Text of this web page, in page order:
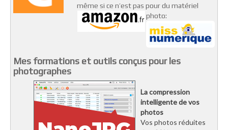
même si ce n’est pas pour du matériel
photo:
Mes formations et outils conçus pour les
photographes
La compression
intelligente de vos
photos
Vos photos réduites